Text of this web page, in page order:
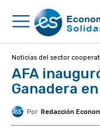
Noticias del sector
AFA
Ganadera
Por Redacción